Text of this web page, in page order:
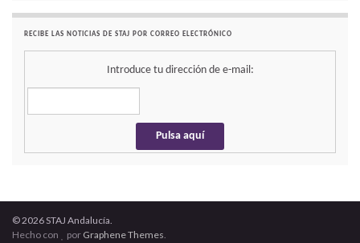
RECIBE LAS NOTICIAS DE STAJ POR CORREO ELECTRÓNICO
Introduce tu dirección de e-mail:
© 2026 STAJ Andalucía.
Hecho con
por Graphene Themes